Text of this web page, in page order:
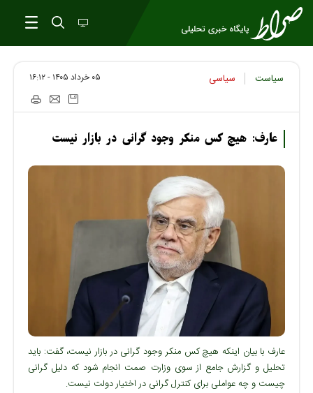
سیاست سیاسی ۰۵ خرداد ۱۴۰۵ - ۱۶:۱۲
عارف: هیچ کس منکر وجود گرانی در بازار نیست
عارف با بیان اینکه هیچ کس منکر وجود گرانی در بازار نیست، گفت: باید
تحلیل و گزارش جامع از سوی وزارت صمت انجام شود که دلیل گرانی
چیست و چه عواملی برای کنترل گرانی در اختیار دولت نیست.